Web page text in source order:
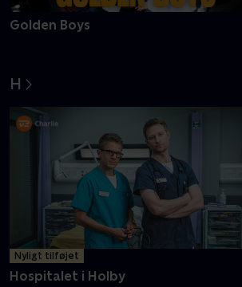
Golden Boys
H
Nyligt tilføjet
Hospitalet i Holby